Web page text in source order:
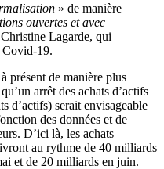
» de manière
ouvertes et avec
Lagarde, qui
Covid-19.
présent de manière plus
arrêt des achats d’actifs
d’actifs) serait envisageable
des données et de
D’ici là, les achats
au rythme de 40 milliards
et de 20 milliards en juin.